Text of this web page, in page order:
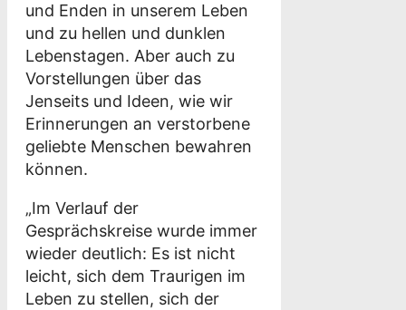
und Enden in unserem Leben
und zu hellen und dunklen
Lebenstagen. Aber auch zu
Vorstellungen über das
Jenseits und Ideen, wie wir
Erinnerungen an verstorbene
geliebte Menschen bewahren
können.
„Im Verlauf der
Gesprächskreise wurde immer
wieder deutlich: Es ist nicht
leicht, sich dem Traurigen im
Leben zu stellen, sich der